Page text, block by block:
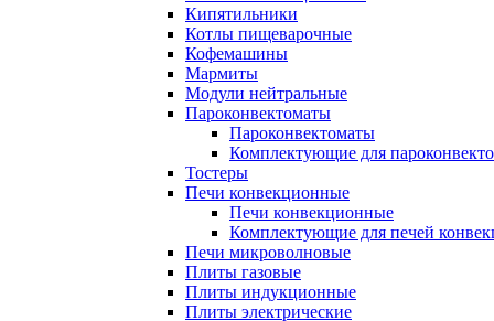
Кипятильники
Котлы пищеварочные
Кофемашины
Мармиты
Модули нейтральные
Пароконвектоматы
Пароконвектоматы
Комплектующие для
Тостеры
Печи конвекционные
Печи конвекционные
Комплектующие для печей
Печи микроволновые
Плиты газовые
Плиты индукционные
Плиты электрические